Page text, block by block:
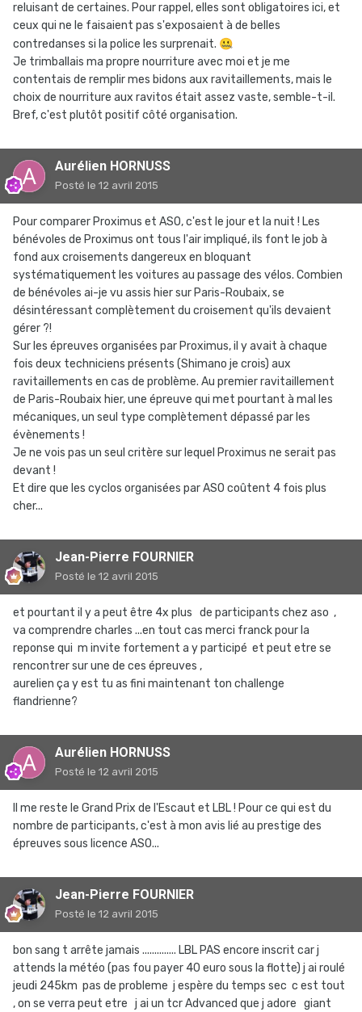
reluisant de certaines. Pour rappel, elles sont obligatoires ici, et
ceux qui ne le faisaient pas s'exposaient à de belles
contredanses si la police les surprenait. 🤐
Je trimballais ma propre nourriture avec moi et je me
contentais de remplir mes bidons aux ravitaillements, mais le
choix de nourriture aux ravitos était assez vaste, semble-t-il.
Bref, c'est plutôt positif côté organisation.
Aurélien HORNUSS
Posté le 12 avril 2015
Pour comparer Proximus et ASO, c'est le jour et la nuit ! Les
bénévoles de Proximus ont tous l'air impliqué, ils font le job à
fond aux croisements dangereux en bloquant
systématiquement les voitures au passage des vélos. Combien
de bénévoles ai-je vu assis hier sur Paris-Roubaix, se
désintéressant complètement du croisement qu'ils devaient
gérer ?!
Sur les épreuves organisées par Proximus, il y avait à chaque
fois deux techniciens présents (Shimano je crois) aux
ravitaillements en cas de problème. Au premier ravitaillement
de Paris-Roubaix hier, une épreuve qui met pourtant à mal les
mécaniques, un seul type complètement dépassé par les
évènements !
Je ne vois pas un seul critère sur lequel Proximus ne serait pas
devant !
Et dire que les cyclos organisées par ASO coûtent 4 fois plus
cher...
Jean-Pierre FOURNIER
Posté le 12 avril 2015
et pourtant il y a peut être 4x plus de participants chez aso ,
va comprendre charles ...en tout cas merci franck pour la
reponse qui m invite fortement a y participé et peut etre se
rencontrer sur une de ces épreuves ,
aurelien ça y est tu as fini maintenant ton challenge
flandrienne?
Aurélien HORNUSS
Posté le 12 avril 2015
Il me reste le Grand Prix de l'Escaut et LBL ! Pour ce qui est du
nombre de participants, c'est à mon avis lié au prestige des
épreuves sous licence ASO...
Jean-Pierre FOURNIER
Posté le 12 avril 2015
bon sang t arrête jamais .............. LBL PAS encore inscrit car j
attends la météo (pas fou payer 40 euro sous la flotte) j ai roulé
jeudi 245km pas de probleme j espère du temps sec c est tout
, on se verra peut etre j ai un tcr Advanced que j adore giant